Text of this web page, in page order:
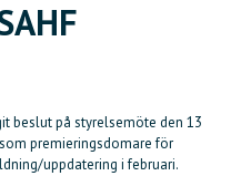
beslut på styrelsemöte den 13
premieringsdomare för
uppdatering i februari.